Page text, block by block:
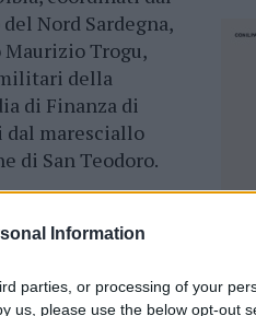
Information
parties, or processing of your
us, please use the below opt-out
Nord Sardegna,
Maurizio Trogu,
della
di Finanza di
dal maresciallo
di San Teodoro.
costiera ha
parte di questi
l’esercizio